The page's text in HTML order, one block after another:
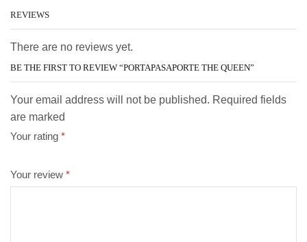
REVIEWS
There are no reviews yet.
BE THE FIRST TO REVIEW “PORTAPASAPORTE THE QUEEN”
Your email address will not be published. Required fields
are marked
Your rating *
Your review *